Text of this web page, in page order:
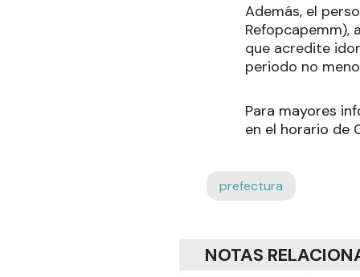
Además, el
Refopcapemm),
que acredite
periodo no
Para mayores
en el horario de
prefectura
NOTAS